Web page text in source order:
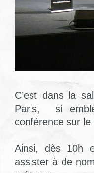
C’est dans la
Paris,
si
conférence sur
Ainsi, dès 10h
assister à de